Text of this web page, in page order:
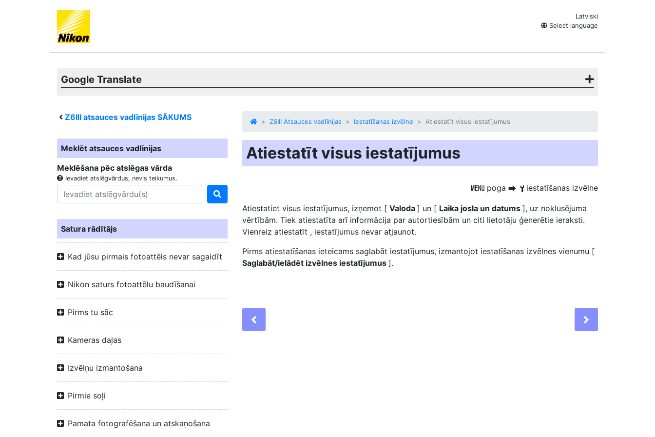
Latviski
Select language
Google Translate
Z6III atsauces vadlīnijas SĀKUMS
Meklēt atsauces vadlīnijas
Meklēšana pēc atslēgas vārda
Ievadiet atslēgvārdus, nevis teikumus.
Satura rādītājs
Kad jūsu pirmais fotoattēls nevar sagaidīt
Nikon saturs fotoattēlu baudīšanai
Pirms tu sāc
Kameras daļas
Izvēlņu izmantošana
Pirmie soļi
Pamata fotografēšana un atskaņošana
Z6III Atsauces vadlīnijas Iestatīšanas izvēlne Atiestatīt visus iestatījumus
Atiestatīt visus iestatījumus
G poga U B iestatīšanas izvēlne
Atiestatiet visus iestatījumus, izņemot [ Valoda ] un [ Laika josla un datums ], uz noklusējuma
vērtībām. Tiek atiestatīta arī informācija par autortiesībām un citi lietotāju ģenerētie ieraksti.
Vienreiz atiestatīt , iestatījumus nevar atjaunot.
Pirms atiestatīšanas ieteicams saglabāt iestatījumus, izmantojot iestatīšanas izvēlnes vienumu [
Saglabāt/ielādēt izvēlnes iestatījumus ].